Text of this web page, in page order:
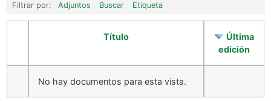
Filtrar por:
Adjuntos Buscar Etiqueta
Título
Última
edición
No hay documentos para esta vista.